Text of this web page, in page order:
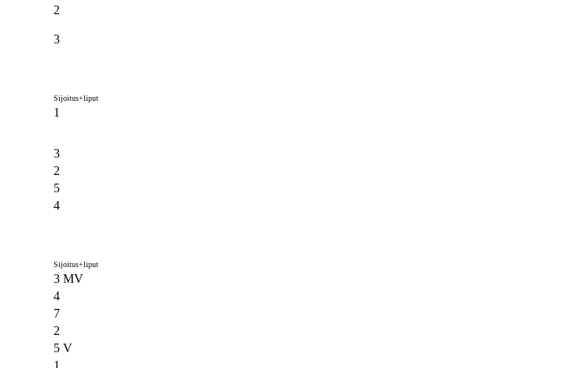
2
3
Sijoitus+liput
1
3
2
5
4
Sijoitus+liput
3 MV
4
7
2
5 V
1